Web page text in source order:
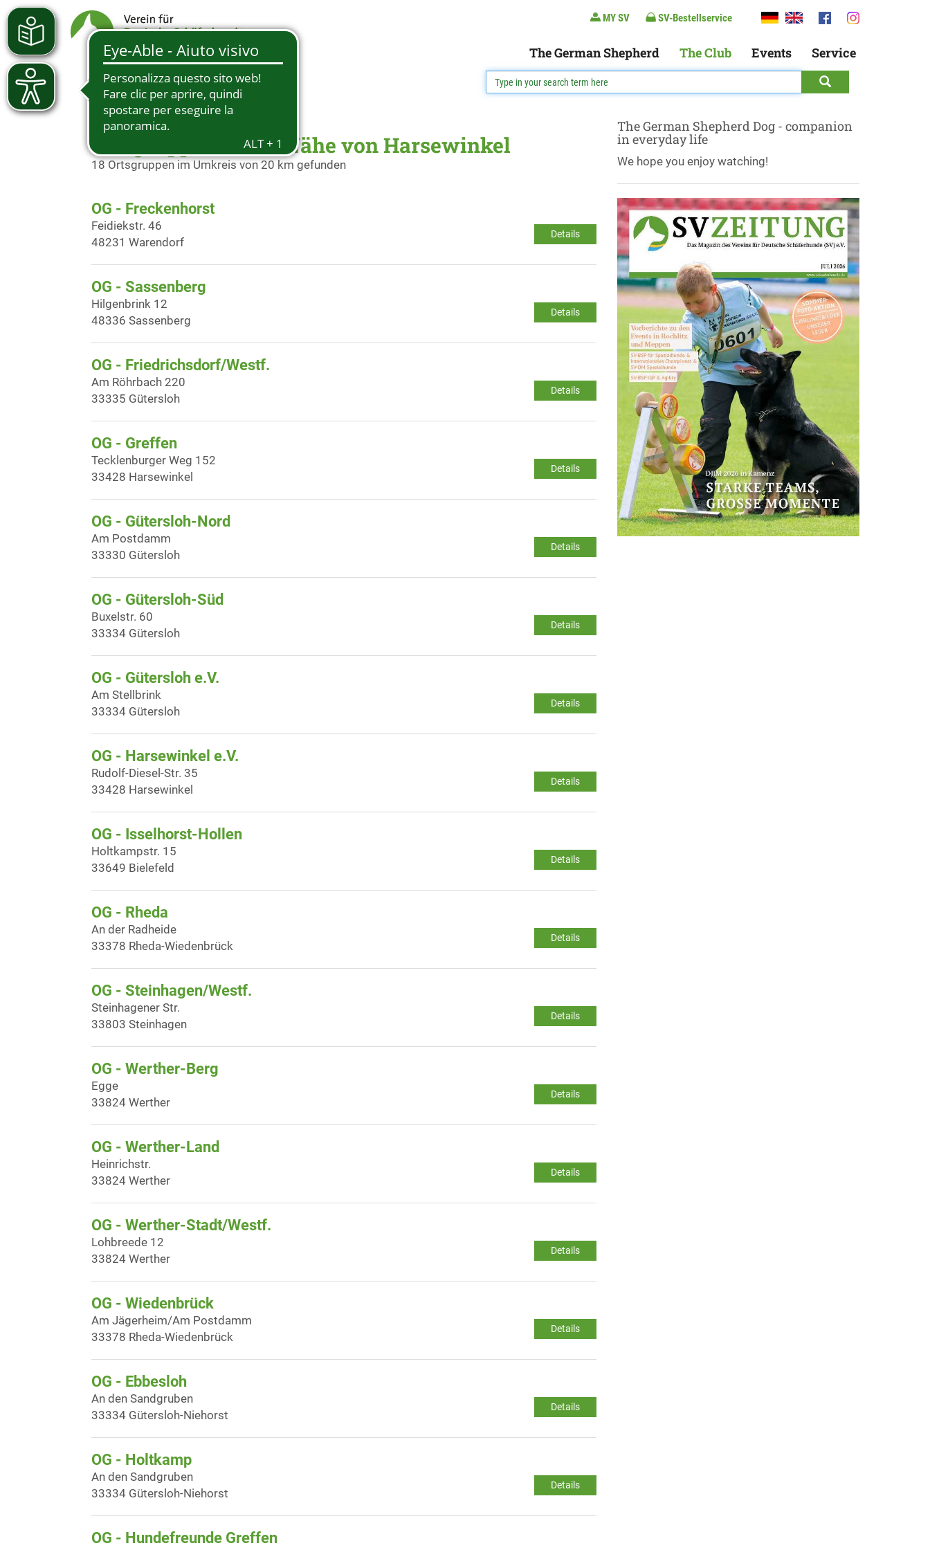
MY SV SV-Bestellservice
The German Shepherd The Club Events Service
Ortsgruppen in der Nähe von Harsewinkel
18 Ortsgruppen im Umkreis von 20 km gefunden
OG - Freckenhorst
Details
Feidiekstr. 46
48231 Warendorf
OG - Sassenberg
Details
Hilgenbrink 12
48336 Sassenberg
OG - Friedrichsdorf/Westf.
Details
Am Röhrbach 220
33335 Gütersloh
OG - Greffen
Details
Tecklenburger Weg 152
33428 Harsewinkel
OG - Gütersloh-Nord
Details
Am Postdamm
33330 Gütersloh
OG - Gütersloh-Süd
Details
Buxelstr. 60
33334 Gütersloh
OG - Gütersloh e.V.
Details
Am Stellbrink
33334 Gütersloh
OG - Harsewinkel e.V.
Details
Rudolf-Diesel-Str. 35
33428 Harsewinkel
OG - Isselhorst-Hollen
Details
Holtkampstr. 15
33649 Bielefeld
OG - Rheda
Details
An der Radheide
33378 Rheda-Wiedenbrück
OG - Steinhagen/Westf.
Details
Steinhagener Str.
33803 Steinhagen
OG - Werther-Berg
Details
Egge
33824 Werther
OG - Werther-Land
Details
Heinrichstr.
33824 Werther
OG - Werther-Stadt/Westf.
Details
Lohbreede 12
33824 Werther
OG - Wiedenbrück
Details
Am Jägerheim/Am Postdamm
33378 Rheda-Wiedenbrück
OG - Ebbesloh
Details
An den Sandgruben
33334 Gütersloh-Niehorst
OG - Holtkamp
Details
An den Sandgruben
33334 Gütersloh-Niehorst
OG - Hundefreunde Greffen
The German Shepherd Dog - companion
in everyday life
We hope you enjoy watching!